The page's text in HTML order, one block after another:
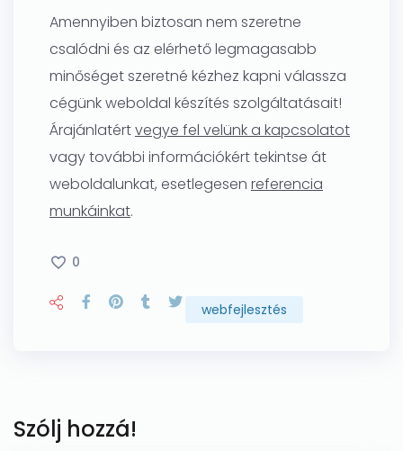
Amennyiben biztosan nem szeretne
csalódni és az elérhető legmagasabb
minőséget szeretné kézhez kapni válassza
cégünk weboldal készítés szolgáltatásait!
Árajánlatértvegye fel velünk a kapcsolatot
vagy további információkért tekintse át
weboldalunkat, esetlegesen referencia
munkáinkat.
0
webfejlesztés
Szólj hozzá!